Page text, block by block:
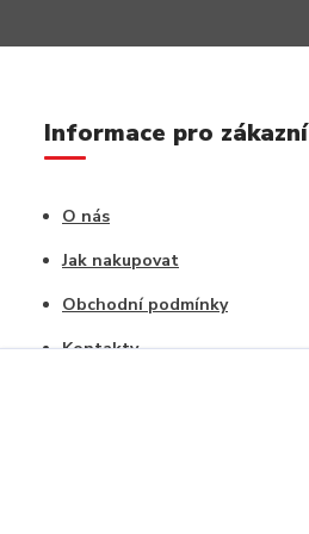
Informace pro
O nás
Jak nakupovat
Obchodní podmínky
Kontakty